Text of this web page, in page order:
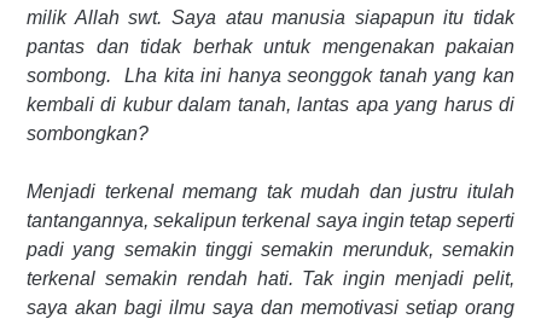
milik Allah swt. Saya atau manusia siapapun itu tidak
pantas dan tidak berhak untuk mengenakan pakaian
sombong.
Lha kita ini hanya seonggok tanah yang kan
kembali di kubur dalam tanah, lantas apa yang harus di
sombongkan?
Menjadi terkenal memang tak mudah dan justru itulah
tantangannya, sekalipun terkenal saya ingin tetap seperti
padi yang semakin tinggi semakin merunduk, semakin
terkenal semakin rendah hati. Tak ingin menjadi pelit,
saya akan bagi ilmu saya dan memotivasi setiap orang